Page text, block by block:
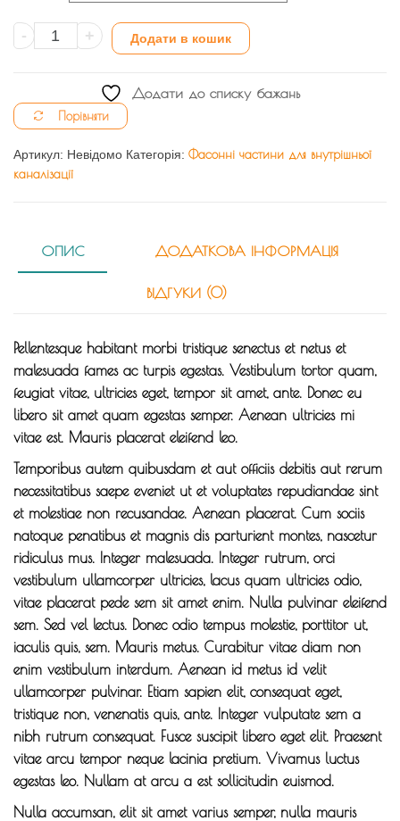
- Хрестовина
каналізаційна
110/50/50
кількість
+ Додати в кошик
Додати до списку бажань
Порівняти
Артикул: Невідомо Категорія: Фасонні частини для внутрішньої
каналізації
ОПИС ДОДАТКОВА ІНФОРМАЦІЯ
ВІДГУКИ (0)
Pellentesque habitant morbi tristique senectus et netus et
malesuada fames ac turpis egestas. Vestibulum tortor quam,
feugiat vitae, ultricies eget, tempor sit amet, ante. Donec eu
libero sit amet quam egestas semper. Aenean ultricies mi
vitae est. Mauris placerat eleifend leo.
Temporibus autem quibusdam et aut officiis debitis aut rerum
necessitatibus saepe eveniet ut et voluptates repudiandae sint
et molestiae non recusandae. Aenean placerat. Cum sociis
natoque penatibus et magnis dis parturient montes, nascetur
ridiculus mus. Integer malesuada. Integer rutrum, orci
vestibulum ullamcorper ultricies, lacus quam ultricies odio,
vitae placerat pede sem sit amet enim. Nulla pulvinar eleifend
sem. Sed vel lectus. Donec odio tempus molestie, porttitor ut,
iaculis quis, sem. Mauris metus. Curabitur vitae diam non
enim vestibulum interdum. Aenean id metus id velit
ullamcorper pulvinar. Etiam sapien elit, consequat eget,
tristique non, venenatis quis, ante. Integer vulputate sem a
nibh rutrum consequat. Fusce suscipit libero eget elit. Praesent
vitae arcu tempor neque lacinia pretium. Vivamus luctus
egestas leo. Nullam at arcu a est sollicitudin euismod.
Nulla accumsan, elit sit amet varius semper, nulla mauris